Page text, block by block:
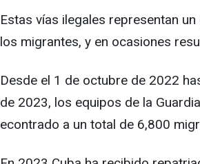
Estas vías ilegales representan
los migrantes, y en ocasiones
Desde el 1 de octubre de 2022
de 2023, los equipos de la
econtrado a un total de 6,800